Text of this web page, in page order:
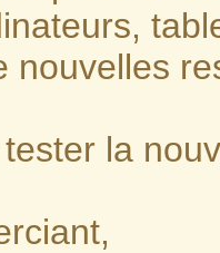
nouvelles
la